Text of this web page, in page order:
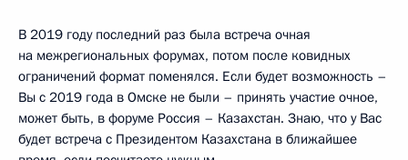
В 2019 году последний раз была встреча очная
на межрегиональных форумах, потом после ковидных
ограничений формат поменялся. Если будет возможность –
Вы с 2019 года в Омске не были – принять участие очное,
может быть, в форуме Россия – Казахстан. Знаю, что у Вас
будет встреча с Президентом Казахстана в ближайшее